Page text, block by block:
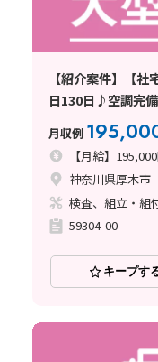
【紹介案件】【
日130日♪空調完
月収例
【月給】
神奈川県厚木市
検査、組立・組
59304-00
キープす